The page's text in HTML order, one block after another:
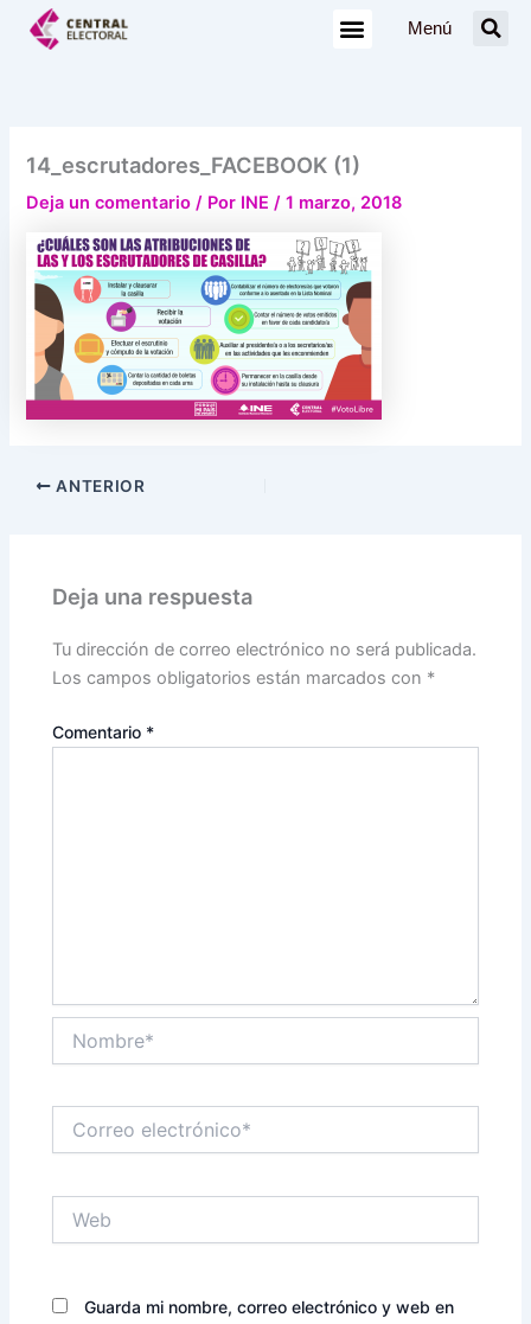
Menú
14_escrutadores_FACEBOOK (1)
Deja un comentario / Por INE/1 marzo, 2018
ANTERIOR
Deja una respuesta
Tu dirección de correo electrónico no será publicada.
Los campos obligatorios están marcados con *
Comentario *
electrónico*
Guarda mi nombre, correo electrónico y web en